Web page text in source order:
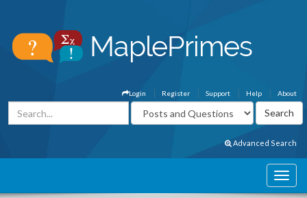
About
Help
Support
Register
Login
Advanced Search